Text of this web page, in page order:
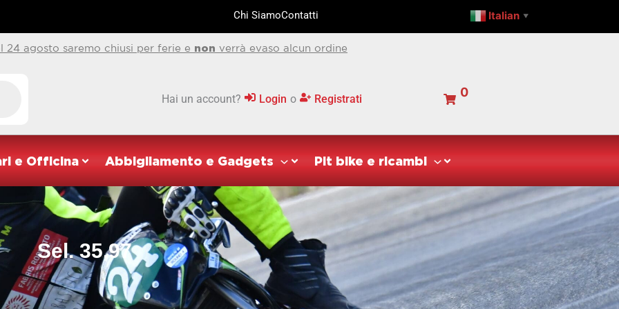
Chi SiamoContatti Italian ▼
24 agosto saremo chiusi per ferie e non verrà evaso alcun ordine
Hai un account? Login o Registrati 0
e Officina Abbigliamento e Gadgets Pit bike e ricambi
Sel. 35.97